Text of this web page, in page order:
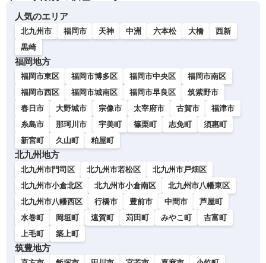
人気のエリア
北九州市 福岡市 天神 中洲 六本松 大橋
西新
黒崎
福岡地方
福岡市東区 福岡市博多区 福岡市中央区
福岡市南区
福岡市西区
福岡市城南区 福岡市早良区
筑紫野市
春日市
大野城市 宗像市 太宰府市 古賀市
福津市
糸島市
那珂川市 宇美町 篠栗町 志免町
須惠町
新宮町
久山町 粕屋町
北九州地方
北九州市門司区 北九州市若松区
北九州市戸畑区
北九州市小倉北区
北九州市小倉南区
北九州市八幡東区
北九州市八幡西区
行橋市 豊前市 中間市
芦屋町
水巻町
岡垣町 遠賀町 苅田町 みやこ町
吉富町
上毛町
築上町
筑豊地方